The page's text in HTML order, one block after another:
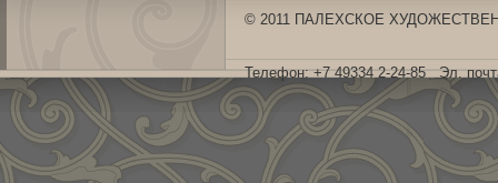
© 2011 ПАЛЕХСКОЕ
Телефон: +7 49334 2-24-85 Эл.